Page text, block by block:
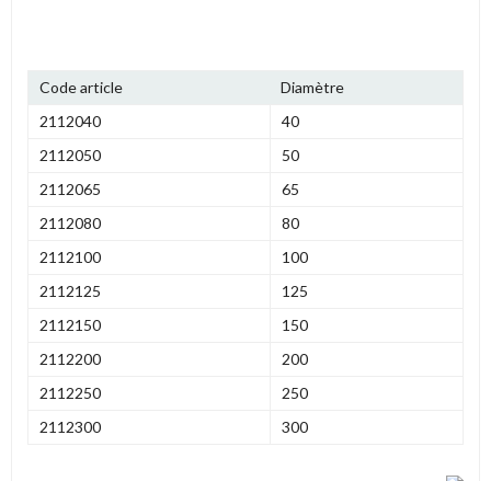
Code article
Diamètre
2112040
40
2112050
50
2112065
65
2112080
80
2112100
100
2112125
125
2112150
150
2112200
200
2112250
250
2112300
300